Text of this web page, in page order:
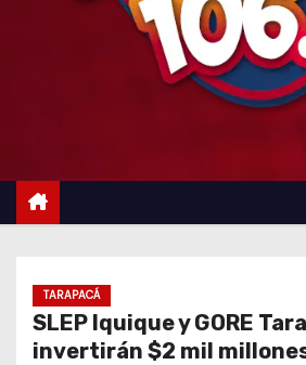
TARAPACÁ
SLEP Iquique y GORE
invertirán $2 mil